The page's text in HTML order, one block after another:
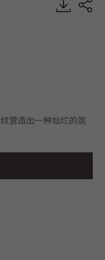
营造出一种灿烂的氛